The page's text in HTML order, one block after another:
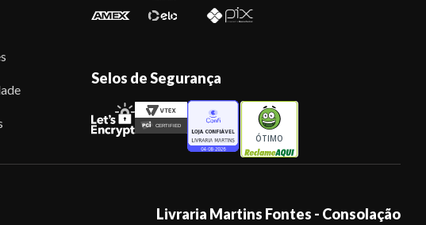
Selos de Segurança
ÓTIMO
Livraria Martins Fontes - Consolação